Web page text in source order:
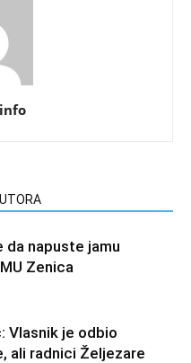
da napuste jamu
Zenica
Vlasnik je odbio
ali radnici Željezare